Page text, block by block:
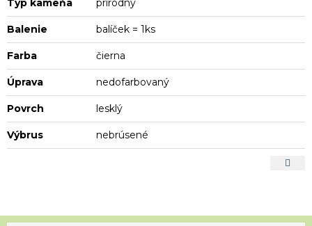
Typ kameňa prírodný
Balenie balíček = 1ks
Farba čierna
Úprava nedofarbovaný
Povrch lesklý
Výbrus nebrúsené